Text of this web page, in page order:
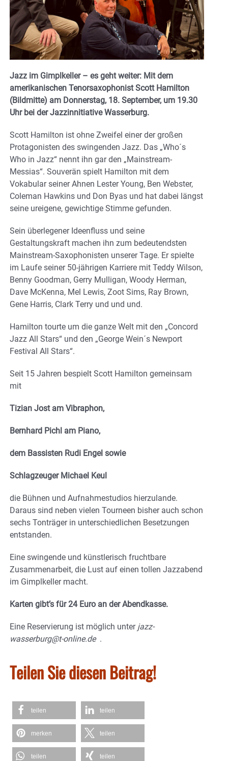
Jazz im Gimplkeller – es geht weiter: Mit dem
amerikanischen Tenorsaxophonist Scott Hamilton
(Bildmitte) am Donnerstag, 18. September, um 19.30
Uhr bei der Jazzinnitiative Wasserburg.
Scott Hamilton ist ohne Zweifel einer der großen
Protagonisten des swingenden Jazz. Das „Who´s
Who in Jazz“ nennt ihn gar den „Mainstream-
Messias“. Souverän spielt Hamilton mit dem
Vokabular seiner Ahnen Lester Young, Ben Webster,
Coleman Hawkins und Don Byas und hat dabei längst
seine ureigene, gewichtige Stimme gefunden.
Sein überlegener Ideenfluss und seine
Gestaltungskraft machen ihn zum bedeutendsten
Mainstream-Saxophonisten unserer Tage. Er spielte
im Laufe seiner 50-jährigen Karriere mit Teddy Wilson,
Benny Goodman, Gerry Mulligan, Woody Herman,
Dave McKenna, Mel Lewis, Zoot Sims, Ray Brown,
Gene Harris, Clark Terry und und und.
Hamilton tourte um die ganze Welt mit den „Concord
Jazz All Stars“ und den „George Wein´s Newport
Festival All Stars“.
Seit 15 Jahren bespielt Scott Hamilton gemeinsam
mit
Tizian Jost am Vibraphon,
Bernhard Pichl am Piano,
dem Bassisten Rudi Engel sowie
Schlagzeuger Michael Keul
die Bühnen und Aufnahmestudios hierzulande.
Daraus sind neben vielen Tourneen bisher auch schon
sechs Tonträger in unterschiedlichen Besetzungen
entstanden.
Eine swingende und künstlerisch fruchtbare
Zusammenarbeit, die Lust auf einen tollen Jazzabend
im Gimplkeller macht.
Karten gibt’s für 24 Euro an der Abendkasse.
Eine Reservierung ist möglich unter jazz-
wasserburg@t-online.de .
Teilen Sie diesen Beitrag!
teilen teilen
merken teilen
teilen teilen